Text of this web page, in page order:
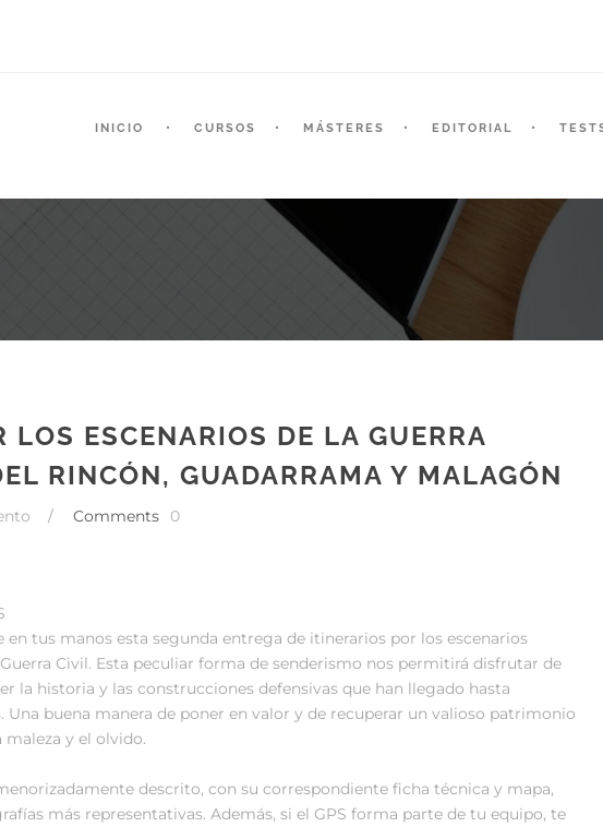
INICIO CURSOS MÁSTERES EDITORIAL
LOS ESCENARIOS DE LA GUERRA
RINCÓN, GUADARRAMA Y MALAGÓN
/ Comments 0
tus manos esta segunda entrega de itinerarios por los escenarios
Civil. Esta peculiar forma de senderismo nos permitirá disfrutar de
la historia y las construcciones defensivas que han llegado hasta
Una buena manera de poner en valor y de recuperar un valioso patrimonio
y el olvido.
descrito, con su correspondiente ficha técnica y mapa,
más representativas. Además, si el GPS forma parte de tu equipo, te